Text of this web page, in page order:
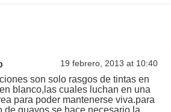
19 febrero, 2013 at 10:40
son solo rasgos de tintas en
blanco,las cuales luchan en una
para poder mantenerse viva.para
de guayos se hace necesario la